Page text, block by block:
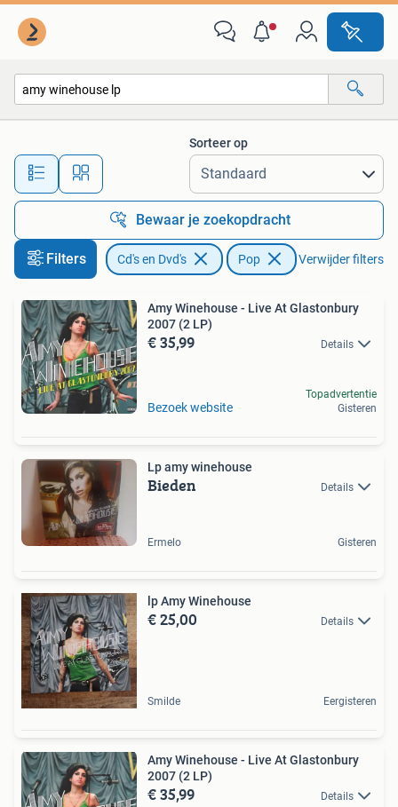
Alle afstanden…
Sorteer op
Bewaar je zoekopdracht
Filters Cd's en Dvd's Pop Verwijder filters
Amy Winehouse - Live At Glastonbury
2007 (2 LP)
€ 35,99 Details
Bezoek website
Topadvertentie
Gisteren
Lp amy winehouse
Bieden Details
Ermelo Gisteren
lp Amy Winehouse
€ 25,00 Details
Smilde Eergisteren
Amy Winehouse - Live At Glastonbury
2007 (2 LP)
€ 35,99 Details